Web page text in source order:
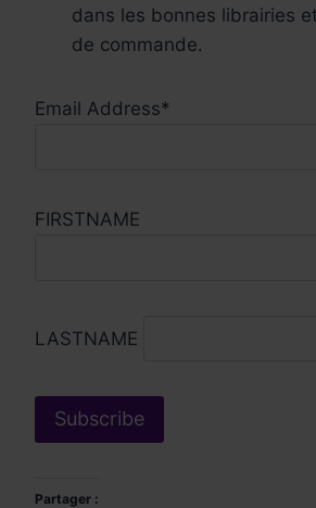
dans les bonnes librairies
de commande.
Email Address*
FIRSTNAME
LASTNAME
Partager :